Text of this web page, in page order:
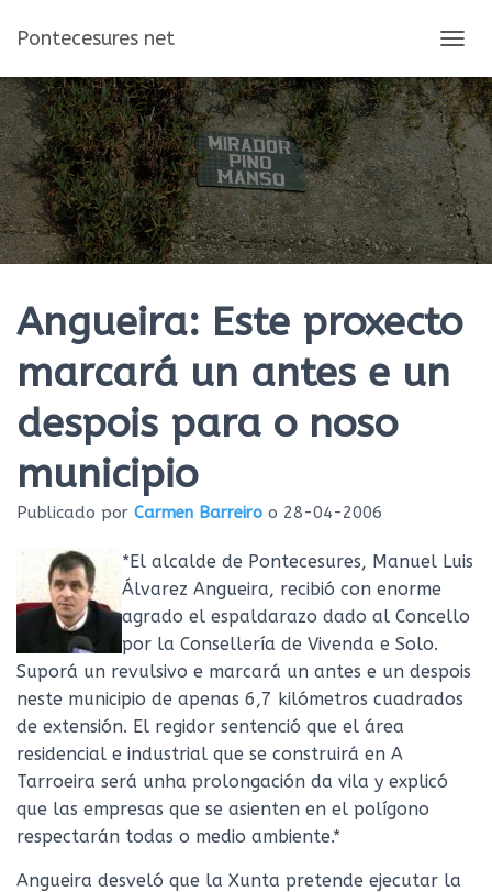
Pontecesures net
A
M
B
I
A
R
M
O
D
O
N
Angueira: Este proxecto
marcará un antes e un
despois para o noso
municipio
Publicado por Carmen Barreiro o 28-04-2006
*El alcalde de Pontecesures, Manuel Luis
Álvarez Angueira, recibió con enorme
agrado el espaldarazo dado al Concello
por la Consellería de Vivenda e Solo.
Suporá un revulsivo e marcará un antes e un despois
neste municipio de apenas 6,7 kilómetros cuadrados
de extensión. El regidor sentenció que el área
residencial e industrial que se construirá en A
Tarroeira será unha prolongación da vila y explicó
que las empresas que se asienten en el polígono
respectarán todas o medio ambiente.*
Angueira desveló que la Xunta pretende ejecutar la